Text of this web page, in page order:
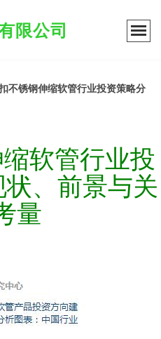
限公司
不锈钢伸缩软管行业投资策略分
软管行业投
、前景与关
量